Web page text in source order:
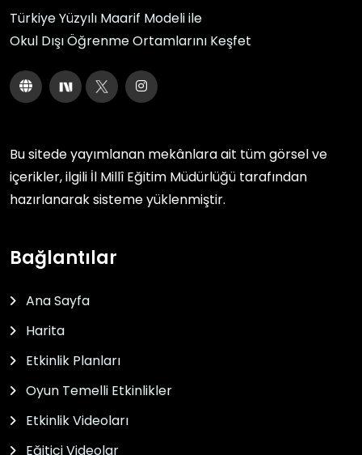
Türkiye Yüzyılı Maarif Modeli ile
Okul Dışı Öğrenme Ortamlarını Keşfet
Bu sitede yayımlanan mekânlara ait tüm görsel ve
içerikler, ilgili İl Millî Eğitim Müdürlüğü tarafından
hazırlanarak sisteme yüklenmiştir.
Bağlantılar
Ana Sayfa
Harita
Etkinlik Planları
Oyun Temelli Etkinlikler
Etkinlik Videoları
Eğitici Videolar